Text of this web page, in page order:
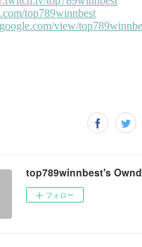
top789winnbest's Ownd
フォロー